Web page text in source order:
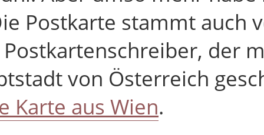
Postkarte stammt auch
der
von Österreich
Karte aus Wien.